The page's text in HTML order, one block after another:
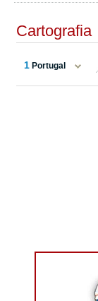
Cartografia
1 Portugal